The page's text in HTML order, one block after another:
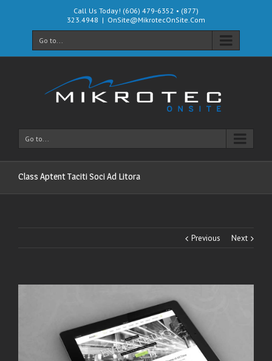
Call Us Today! (606) 479-6352 • (877)
323.4948 | OnSite@MikrotecOnSite.Com
Go to...
Go to...
Class Aptent Taciti Soci Ad Litora
Previous Next